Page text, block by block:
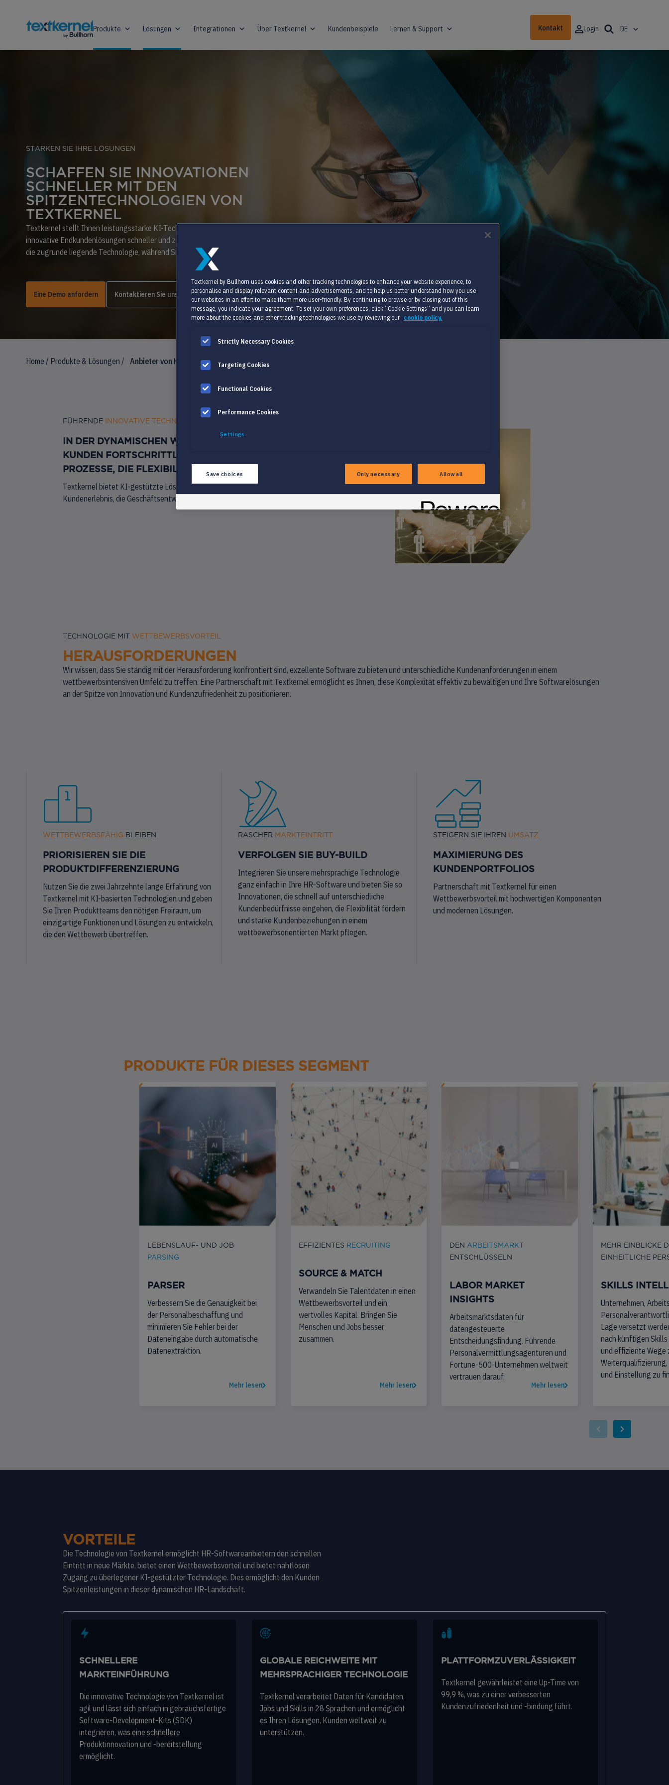
Produkte Lösungen Integrationen Über Textkernel Kundenbeispiele Lernen & Support Kontakt Login DE
STÄRKEN SIE IHRE LÖSUNGEN
SCHAFFEN SIE INNOVATIONEN
SCHNELLER MIT DEN
SPITZENTECHNOLOGIEN VON
TEXTKERNEL
Textkernel stellt Ihnen leistungsstarke KI-Technologien zur Verfügung, die Ihnen helfen,
innovative Endkundenlösungen schneller und zu geringeren Kosten zu entwickeln. Wir pflegen
die zugrunde liegende Technologie, während Sie sich auf Innovation konzentrieren.
Eine Demo anfordern Kontaktieren Sie uns
Home / Produkte & Lösungen / Anbieter von HR-Software
FÜHRENDE INNOVATIVE TECHNOLOGIE
IN DER DYNAMISCHEN WELT DER HR-SOFTWARE VERLANGEN DIE
KUNDEN FORTSCHRITTLICHE LÖSUNGEN FÜR OPTIMIERTE
PROZESSE, DIE FLEXIBILITÄT UND WACHSTUM ERMÖGLICHEN
Textkernel bietet KI-gestützte Lösungen für Anbieter von HR-Software. Verbessern Sie das
Kundenerlebnis, die Geschäftsentwicklung und die Anforderungen der Branche.
TECHNOLOGIE MIT WETTBEWERBSVORTEIL
HERAUSFORDERUNGEN
Wir wissen, dass Sie ständig mit der Herausforderung konfrontiert sind, exzellente Software zu bieten und unterschiedliche Kundenanforderungen in einem
wettbewerbsintensiven Umfeld zu treffen. Eine Partnerschaft mit Textkernel ermöglicht es Ihnen, diese Komplexität effektiv zu bewältigen und Ihre Softwarelösungen
an der Spitze von Innovation und Kundenzufriedenheit zu positionieren.
WETTBEWERBSFÄHIG BLEIBEN
PRIORISIEREN SIE DIE
PRODUKTDIFFERENZIERUNG
Nutzen Sie die zwei Jahrzehnte lange Erfahrung von
Textkernel mit KI-basierten Technologien und geben
Sie Ihren Produktteams den nötigen Freiraum, um
einzigartige Funktionen und Lösungen zu entwickeln,
die den Wettbewerb übertreffen.
RASCHER MARKTEINTRITT
VERFOLGEN SIE BUY-BUILD
Integrieren Sie unsere mehrsprachige Technologie
ganz einfach in Ihre HR-Software und bieten Sie so
Innovationen, die schnell auf unterschiedliche
Kundenbedürfnisse eingehen, die Flexibilität fördern
und starke Kundenbeziehungen in einem
wettbewerbsorientierten Markt pflegen.
STEIGERN SIE IHREN UMSATZ
MAXIMIERUNG DES
KUNDENPORTFOLIOS
Partnerschaft mit Textkernel für einen
Wettbewerbsvorteil mit hochwertigen Komponenten
und modernen Lösungen.
PRODUKTE FÜR DIESES SEGMENT
LEBENSLAUF- UND JOB
PARSING
PARSER
Verbessern Sie die Genauigkeit bei
der Personalbeschaffung und
minimieren Sie Fehler bei der
Dateneingabe durch automatische
Datenextraktion.
Mehr lesen
EFFIZIENTES RECRUITING
SOURCE & MATCH
Verwandeln Sie Talentdaten in einen
Wettbewerbsvorteil und ein
wertvolles Kapital. Bringen Sie
Menschen und Jobs besser
zusammen.
Mehr lesen
DEN ARBEITSMARKT
ENTSCHLÜSSELN
LABOR MARKET
INSIGHTS
Arbeitsmarktsdaten für
datengesteuerte
Entscheidungsfindung. Führende
Personalvermittlungsagenturen und
Fortune-500-Unternehmen weltweit
vertrauen darauf.
Mehr lesen
MEHR EINBLICKE
EINHEITLICHE
SKILLS
Unternehmen,
Lage versetzt
nach künftigen
und effiziente Wege
Weiterqualifizierung,
und Einstellung zu
VORTEILE
Die Technologie von Textkernel ermöglicht HR-Softwareanbietern den schnellen
Eintritt in neue Märkte, bietet einen Wettbewerbsvorteil und bietet nahtlosen
Zugang zu überlegener KI-gestützter Technologie. Dies ermöglicht den Kunden
Spitzenleistungen in dieser dynamischen HR-Landschaft.
SCHNELLERE
MARKTEINFÜHRUNG
Die innovative Technologie von Textkernel ist
agil und lässt sich einfach in gebrauchsfertige
Software-Development-Kits (SDK)
integrieren, was eine schnellere
Produktinnovation und -bereitstellung
ermöglicht.
GLOBALE REICHWEITE MIT
MEHRSPRACHIGER TECHNOLOGIE
Textkernel verarbeitet Daten für Kandidaten,
Jobs und Skills in 28 Sprachen und ermöglicht
es Ihren Lösungen, Kunden weltweit zu
unterstützen.
PLATTFORMZUVERLÄSSIGKEIT
Textkernel gewährleistet eine Up-Time von
99,9 %, was zu einer verbesserten
Kundenzufriedenheit und -bindung führt.
Textkernel by Bullhorn uses cookies and other tracking technologies to enhance your website experience, to
personalise and display relevant content and advertisements, and to help us better understand how you use
our websites in an effort to make them more user-friendly. By continuing to browse or by closing out of this
message, you indicate your agreement. To set your own preferences, click “Cookie Settings” and you can learn
more about the cookies and other tracking technologies we use by reviewing our cookie policy.
Strictly Necessary Cookies
Targeting Cookies
Functional Cookies
Performance Cookies
Settings
Save choices Only necessary Allow all